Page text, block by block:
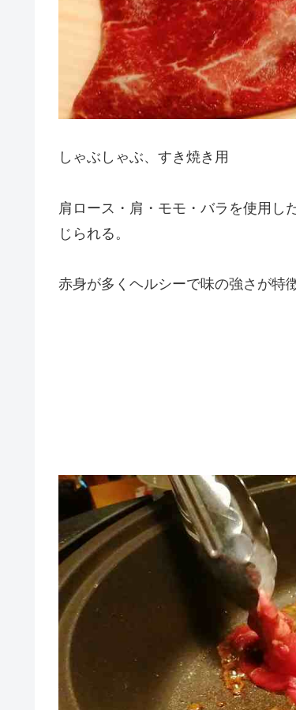
しゃぶしゃぶ、すき焼き用
肩ロース・肩・モモ・バラを使用し
じられる。
赤身が多くヘルシーで味の強さが特徴